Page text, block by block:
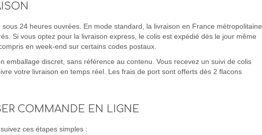
24 heures ouvrées. En mode standard, la livraison en France métropolitaine
Si vous optez pour la livraison express, le colis est expédié dès le jour même
en week-end sur certains codes postaux.
emballage discret, sans référence au contenu. Vous recevez un suivi de colis
votre livraison en temps réel. Les frais de port sont offerts dès 2 flacons
COMMANDE EN LIGNE
ces étapes simples :